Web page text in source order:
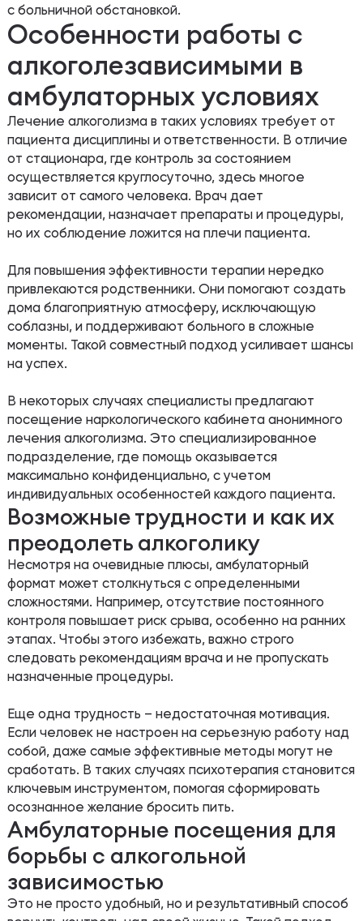
с больничной обстановкой.
Особенности работы с
алкоголезависимыми в
амбулаторных условиях
Лечение алкоголизма в таких условиях требует от
пациента дисциплины и ответственности. В отличие
от стационара, где контроль за состоянием
осуществляется круглосуточно, здесь многое
зависит от самого человека. Врач дает
рекомендации, назначает препараты и процедуры,
но их соблюдение ложится на плечи пациента.
Для повышения эффективности терапии нередко
привлекаются родственники. Они помогают создать
дома благоприятную атмосферу, исключающую
соблазны, и поддерживают больного в сложные
моменты. Такой совместный подход усиливает шансы
на успех.
В некоторых случаях специалисты предлагают
посещение наркологического кабинета анонимного
лечения алкоголизма. Это специализированное
подразделение, где помощь оказывается
максимально конфиденциально, с учетом
индивидуальных особенностей каждого пациента.
Возможные трудности и как их
преодолеть алкоголику
Несмотря на очевидные плюсы, амбулаторный
формат может столкнуться с определенными
сложностями. Например, отсутствие постоянного
контроля повышает риск срыва, особенно на ранних
этапах. Чтобы этого избежать, важно строго
следовать рекомендациям врача и не пропускать
назначенные процедуры.
Еще одна трудность – недостаточная мотивация.
Если человек не настроен на серьезную работу над
собой, даже самые эффективные методы могут не
сработать. В таких случаях психотерапия становится
ключевым инструментом, помогая сформировать
осознанное желание бросить пить.
Амбулаторные посещения для
борьбы с алкогольной
зависимостью
Это не просто удобный, но и результативный способ